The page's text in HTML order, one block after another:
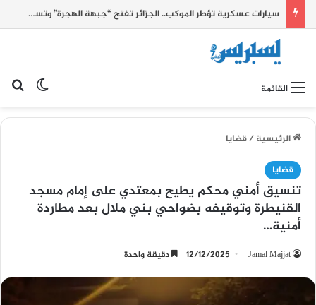
سيارات عسكرية تؤطر الموكب.. الجزائر تفتح “جبهة الهجرة” وتستثمر أحداث سبتة للضغط على الحدود الشرقية للمغرب
القائمة
الرئيسية/قضايا
قضايا
تنسيق أمني محكم يطيح بمعتدي على إمام مسجد
القنيطرة وتوقيفه بضواحي بني ملال بعد مطاردة
أمنية…
Jamal Majjat
12/12/2025 دقيقة واحدة